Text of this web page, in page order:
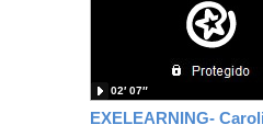
02′ 07″